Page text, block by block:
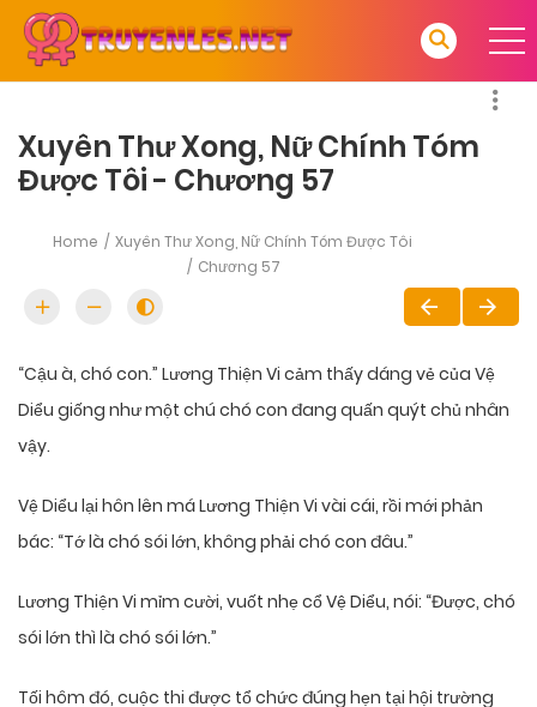
Xuyên Thư Xong, Nữ Chính Tóm
Được Tôi - Chương 57
Home
Xuyên Thư Xong, Nữ Chính Tóm Được Tôi
Chương 57
“Cậu à, chó con.” Lương Thiện Vi cảm thấy dáng vẻ của Vệ
Diểu giống như một chú chó con đang quấn quýt chủ nhân
vậy.
Vệ Diểu lại hôn lên má Lương Thiện Vi vài cái, rồi mới phản
bác: “Tớ là chó sói lớn, không phải chó con đâu.”
Lương Thiện Vi mỉm cười, vuốt nhẹ cổ Vệ Diểu, nói: “Được, chó
sói lớn thì là chó sói lớn.”
Tối hôm đó, cuộc thi được tổ chức đúng hẹn tại hội trường